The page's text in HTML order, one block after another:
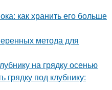
как хранить его больше
метода для
на грядку осенью
грядку под клубнику: